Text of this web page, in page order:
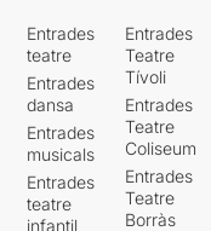
Entrades
teatre
Entrades
dansa
Entrades
musicals
Entrades
teatre
infantil
Entrades
Teatre
Tívoli
Entrades
Teatre
Coliseum
Entrades
Teatre
Borràs